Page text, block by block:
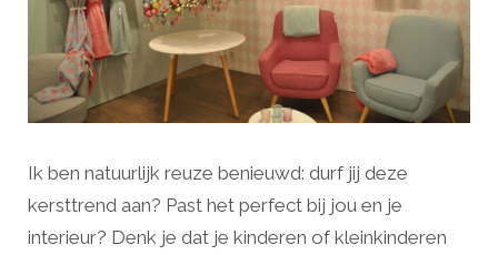
Ik ben natuurlijk reuze benieuwd: durf jij deze
kersttrend aan? Past het perfect bij jou en je
interieur? Denk je dat je kinderen of kleinkinderen